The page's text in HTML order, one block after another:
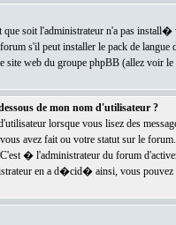
soit l'administrateur n'a pas
s'il peut installer le pack de
web du groupe phpBB (allez voir le
de mon nom d'utilisateur ?
lorsque vous lisez des
avez fait ou votre statut sur le
� l'administrateur du forum
en a d�cid� ainsi, vous